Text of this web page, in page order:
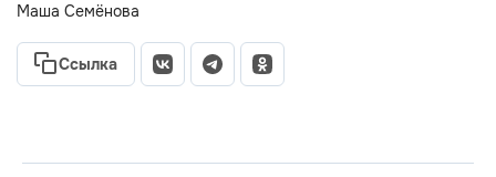
Маша Семёнова
Ссылка